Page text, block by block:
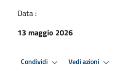
Data :
13 maggio 2026
Condividi Vedi azioni